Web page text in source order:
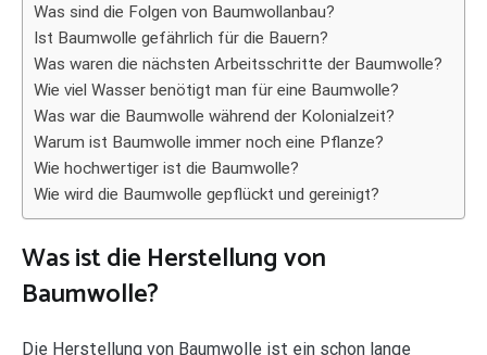
Was sind die Folgen von Baumwollanbau?
Ist Baumwolle gefährlich für die Bauern?
Was waren die nächsten Arbeitsschritte der Baumwolle?
Wie viel Wasser benötigt man für eine Baumwolle?
Was war die Baumwolle während der Kolonialzeit?
Warum ist Baumwolle immer noch eine Pflanze?
Wie hochwertiger ist die Baumwolle?
Wie wird die Baumwolle gepflückt und gereinigt?
Was ist die Herstellung von
Baumwolle?
Die Herstellung von Baumwolle ist ein schon lange